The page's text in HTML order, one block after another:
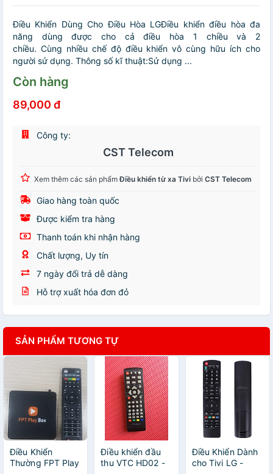
Điều Khiển Dùng Cho Điều Hòa LGĐiều khiển điều hòa đa
năng dùng được cho cả điều hòa 1 chiều và 2
chiều. Cùng nhiều chế độ điều khiển vô cùng hữu ích cho
người sử dụng. Thông số kĩ thuật:Sử dụng ...
Còn hàng
89,000 đ
Công ty:
CST Telecom
Xem thêm các sản phẩmĐiều khiển từ xa Tivi bởi CST Telecom
Giao hàng toàn quốc
Được kiểm tra hàng
Thanh toán khi nhận hàng
Chất lượng, Uy tín
7 ngày đổi trả dễ dàng
Hỗ trợ xuất hóa đơn đỏ
SẢN PHẨM TƯƠNG TỰ
Điều Khiển
Thường FPT Play
Điều khiển đầu
thu VTC HD02 -
Điều Khiển Dành
cho Tivi LG -